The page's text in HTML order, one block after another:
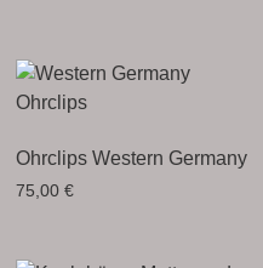
Ohrclips Western Germany
75,00 €